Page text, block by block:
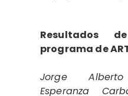
Resultados
programa de
Jorge Alberto
Esperanza